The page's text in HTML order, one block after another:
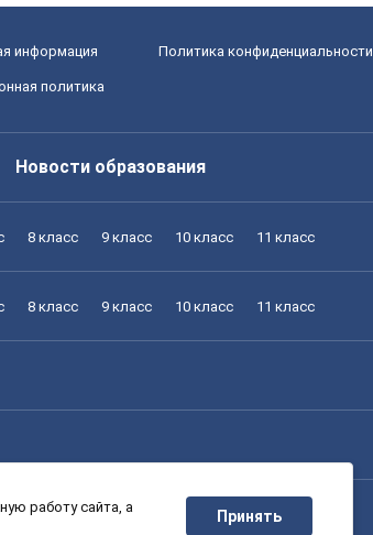
информация Политика конфиденциальности
политика
Новости образования
8 класс 9 класс 10 класс 11 класс
8 класс 9 класс 10 класс 11 класс
8 класс 9 класс 10 класс 11 класс
работу сайта, а
Принять